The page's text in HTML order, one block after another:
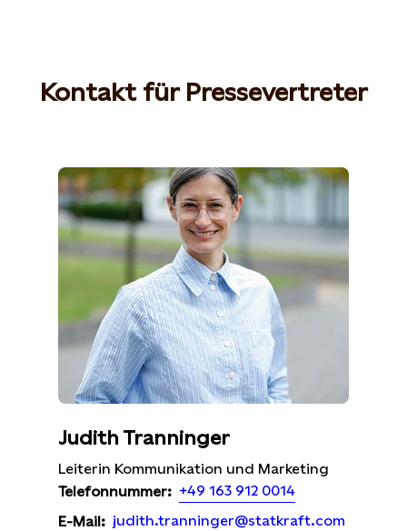
Kontakt für Pressevertreter
Judith Tranninger
Leiterin Kommunikation und Marketing
Telefonnummer: +49 163 912 0014
E-Mail: judith.tranninger@statkraft.com